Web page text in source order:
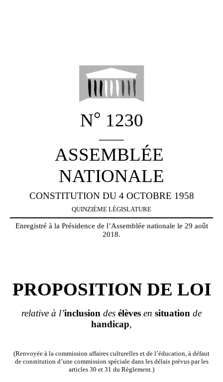
N° 1230
ASSEMBLÉE
NATIONALE
CONSTITUTION DU 4 OCTOBRE 1958
QUINZIÈME LÉGISLATURE
Enregistré à la Présidence de l’Assemblée nationale le 29 août
2018.
PROPOSITION DE LOI
relative à l’inclusion des élèves en situation de
handicap,
(Renvoyée à la commission affaires culturelles et de l’éducation, à défaut
de constitution d’une commission spéciale dans les délais prévus par les
articles 30 et 31 du Règlement.)